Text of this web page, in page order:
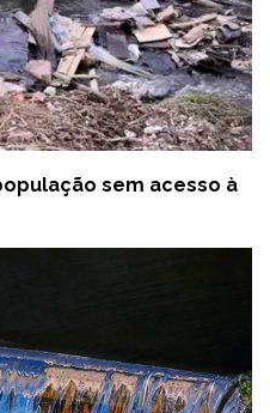
sem acesso à